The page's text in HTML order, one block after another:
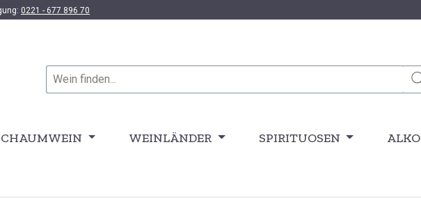
0221 - 677 896 70
WEINLÄNDER SPIRITUOSEN